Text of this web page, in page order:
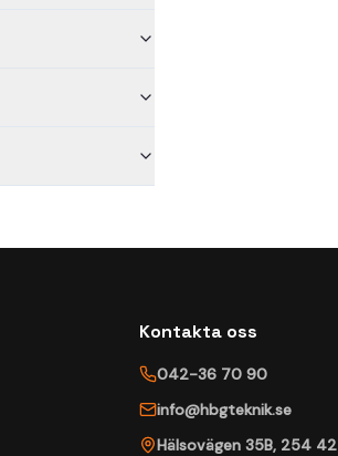
Kontakta oss
042-36 70 90
info@hbgteknik.se
Hälsovägen 35B, 254 42